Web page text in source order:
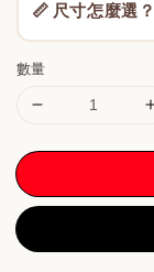
📏 尺寸怎麼選？
數量